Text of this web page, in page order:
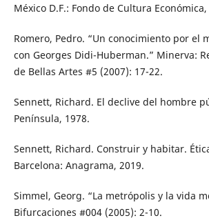
México D.F.: Fondo de Cultura Económica,
Romero, Pedro. “Un conocimiento por el
con Georges Didi-Huberman.” Minerva:
de Bellas Artes #5 (2007): 17-22.
Sennett, Richard. El declive del hombre
Península, 1978.
Sennett, Richard. Construir y habitar.
Barcelona: Anagrama, 2019.
Simmel, Georg. “La metrópolis y la vida
Bifurcaciones #004 (2005): 2-10.